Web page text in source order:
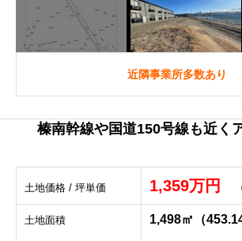
近隣事業所多数あり
榛南幹線や国道150号線も近く
土地価格 / 坪単価 1,359万円
土地面積 1,498㎡（